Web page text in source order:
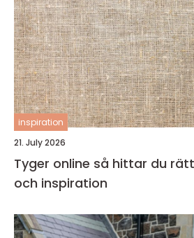
inspiration
21. July 2026
Tyger online så hittar du rätt kvalitet, pris
och inspiration